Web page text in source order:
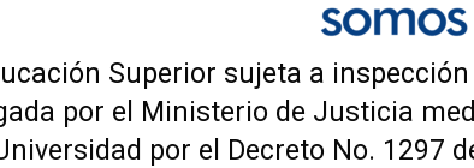
Superior sujeta a
por el Ministerio de Justicia
por el Decreto No. 1297